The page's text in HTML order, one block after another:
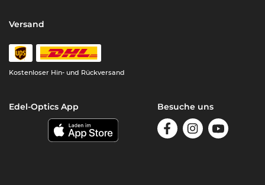
Versand
Kostenloser Hin- und Rückversand
Edel-Optics App Besuche uns